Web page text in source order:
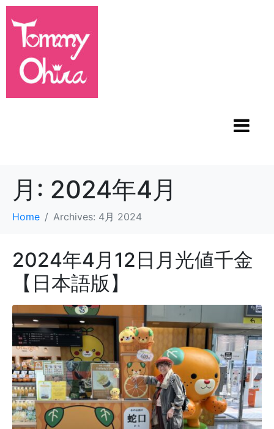
月: 2024年4月
Home Archives: 4月 2024
2024年4月12日月光値千金
【日本語版】